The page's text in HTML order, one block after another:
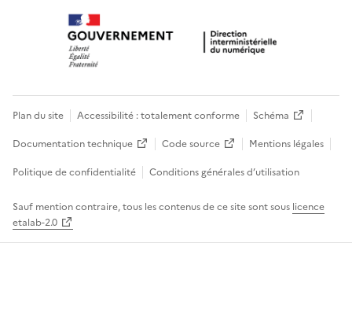
Plan du site Accessibilité : totalement conforme
Schéma
Documentation technique
Code source
Mentions légales
Politique de confidentialité
Conditions générales d’utilisation
Sauf mention contraire, tous les contenus de ce site sont sous licence
etalab-2.0